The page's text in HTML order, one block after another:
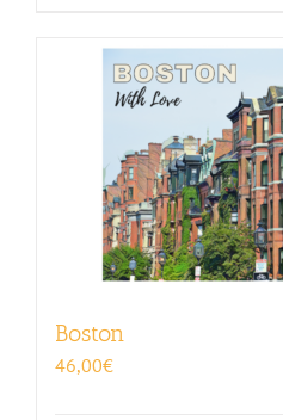
Boston
46,00€